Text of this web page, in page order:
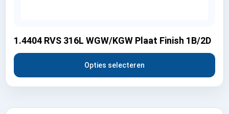
1.4404 RVS 316L WGW/KGW Plaat Finish 1B/2D
Opties selecteren